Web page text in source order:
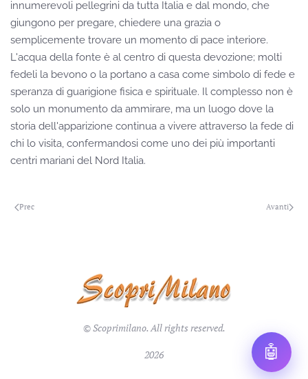
innumerevoli pellegrini da tutta Italia e dal mondo, che
giungono per pregare, chiedere una grazia o
semplicemente trovare un momento di pace interiore.
L'acqua della fonte è al centro di questa devozione; molti
fedeli la bevono o la portano a casa come simbolo di fede e
speranza di guarigione fisica e spirituale. Il complesso non è
solo un monumento da ammirare, ma un luogo dove la
storia dell'apparizione continua a vivere attraverso la fede di
chi lo visita, confermandosi come uno dei più importanti
centri mariani del Nord Italia.
Prec Avanti
© Scoprimilano. All rights reserved.
2026 🤖